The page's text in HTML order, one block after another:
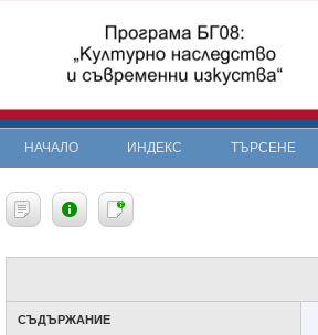
НАЧАЛО ИНДЕКС ТЪРСЕНЕ
СЪДЪРЖАНИЕ